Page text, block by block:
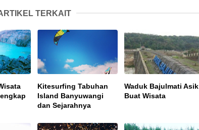
TERKAIT
Kitesurfing Tabuhan
Island Banyuwangi
dan Sejarahnya
Waduk Bajulmati Asik
Buat Wisata